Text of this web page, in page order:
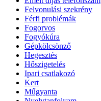
Felvonulási szekrény
Férfi problémák
Fogorvos
Fogyókúra
Gépkölcsönző
Hegesztés
Hőszigetelés
Ipari csatlakozó
Kert
Műgyanta